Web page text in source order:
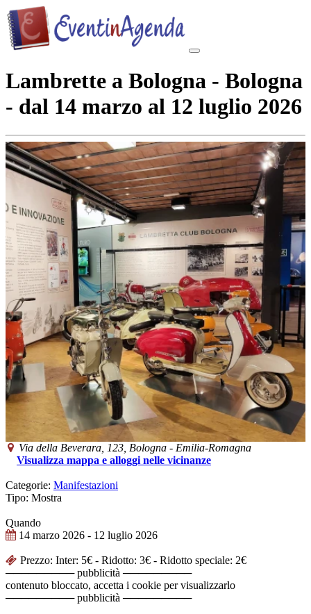
Lambrette a Bologna - Bologna
- dal 14 marzo al 12 luglio 2026
Via della Beverara, 123, Bologna - Emilia-Romagna
Visualizza mappa e alloggi nelle vicinanze
Categorie: Manifestazioni
Tipo: Mostra
Quando
14 marzo 2026 - 12 luglio 2026
Prezzo: Inter: 5€ - Ridotto: 3€ - Ridotto speciale: 2€
───────── pubblicità ─────────
contenuto bloccato, accetta i cookie per visualizzarlo
───────── pubblicità ─────────